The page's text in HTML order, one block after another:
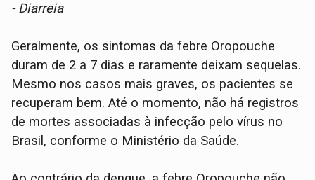
- Diarreia
Geralmente, os sintomas da febre Oropouche
duram de 2 a 7 dias e raramente deixam sequelas.
Mesmo nos casos mais graves, os pacientes se
recuperam bem. Até o momento, não há registros
de mortes associadas à infecção pelo vírus no
Brasil, conforme o Ministério da Saúde.